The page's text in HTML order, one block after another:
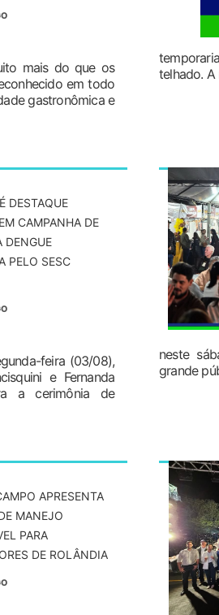
mais do que os
em todo
gastronômica e
telhado. A
DESTAQUE
CAMPANHA DE
DENGUE
PELO SESC
feira (03/08),
e Fernanda
a cerimônia de
neste
grande
APRESENTA
MANEJO
PARA
DE ROLÂNDIA